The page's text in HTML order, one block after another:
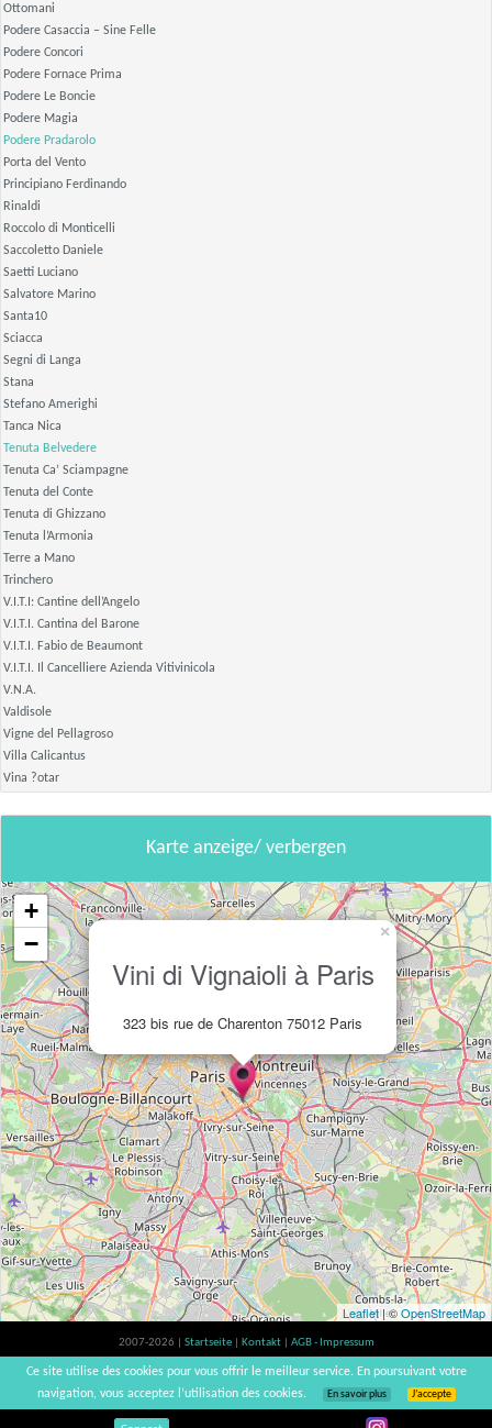
Ottomani
Podere Casaccia – Sine Felle
Podere Concori
Podere Fornace Prima
Podere Le Boncie
Podere Magia
Podere Pradarolo
Porta del Vento
Principiano Ferdinando
Rinaldi
Roccolo di Monticelli
Saccoletto Daniele
Saetti Luciano
Salvatore Marino
Santa10
Sciacca
Segni di Langa
Stana
Stefano Amerighi
Tanca Nica
Tenuta Belvedere
Tenuta Ca’ Sciampagne
Tenuta del Conte
Tenuta di Ghizzano
Tenuta l’Armonia
Terre a Mano
Trinchero
V.I.T.I: Cantine dell’Angelo
V.I.T.I. Cantina del Barone
V.I.T.I. Fabio de Beaumont
V.I.T.I. Il Cancelliere Azienda Vitivinicola
V.N.A.
Valdisole
Vigne del Pellagroso
Villa Calicantus
Vina ?otar
Karte anzeige/ verbergen
Vini di Vignaioli à Paris
323 bis rue de Charenton 75012 Paris
×
+
−
Leaflet| ©OpenStreetMap
2007-2026 | Startseite Kontakt
AGB - Impressum
Der Verzehr von Alkohol ist gesundheitsschädlich, Verzehr in Maßen empfohlen |
vinsnaturels | v3.12
Ce site utilise des cookies pour vous offrir le meilleur service. En poursuivant votre
navigation, vous acceptez l’utilisation des cookies.
En savoir plus J’accepte